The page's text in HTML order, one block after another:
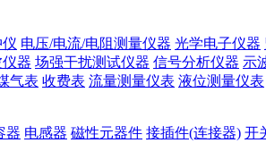
电压/电流/电阻测量仪器 光学电子仪器
器 场强干扰测试仪器 信号分析仪器 示
气表 收费表 流量测量仪表 液位测量仪表
器 电感器 磁性元器件 接插件(连接器) 开